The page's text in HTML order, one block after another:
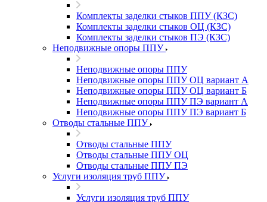
Комплекты заделки стыков ППУ (КЗС)
Комплекты заделки стыков ОЦ (КЗС)
Комплекты заделки стыков ПЭ (КЗС)
Неподвижные опоры ППУ
Неподвижные опоры ППУ
Неподвижные опоры ППУ ОЦ вариант А
Неподвижные опоры ППУ ОЦ вариант Б
Неподвижные опоры ППУ ПЭ вариант А
Неподвижные опоры ППУ ПЭ вариант Б
Отводы стальные ППУ
Отводы стальные ППУ
Отводы стальные ППУ ОЦ
Отводы стальные ППУ ПЭ
Услуги изоляция труб ППУ
Услуги изоляция труб ППУ